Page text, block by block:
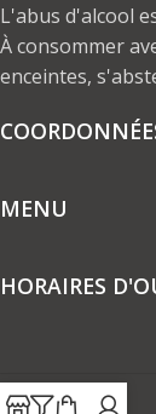
L'abus d'alcool
À consommer
enceintes,
MENU
HORAIRES